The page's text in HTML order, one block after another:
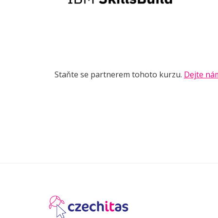
Staňte se partnerem tohoto kurzu. Dejte